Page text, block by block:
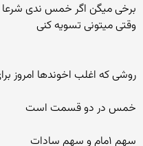
برخی میگن اگر خمس ندی شرعا
وقتی میتونی تسویه کنی
روشی که اغلب اخوندها امروز
خمس در دو قسمت است
سهم ۱مام و سهم سادات